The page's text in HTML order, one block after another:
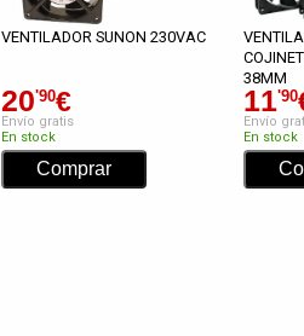
VENTILADOR SUNON 230VAC
20'90€
Envío gratis
En stock
38MM
11'90
Envío
En stock